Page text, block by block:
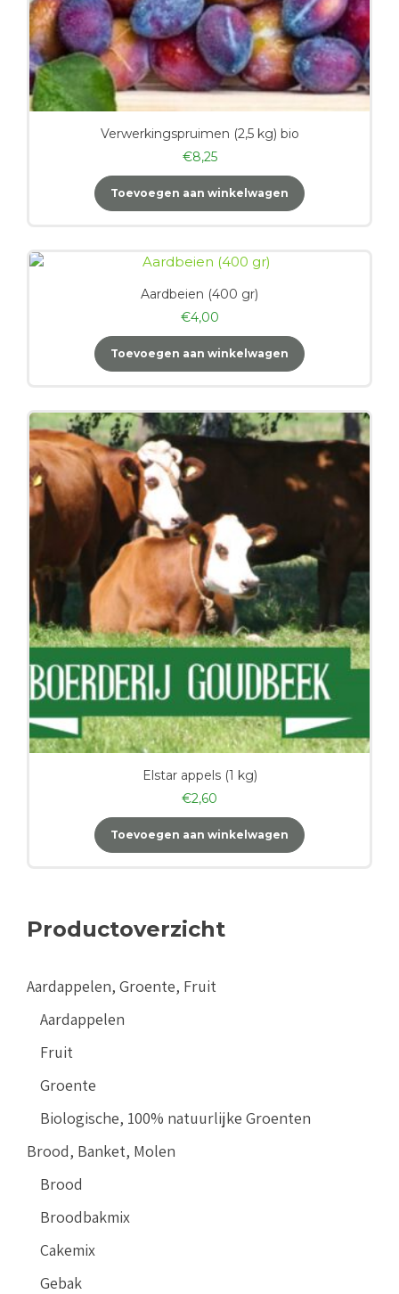
Verwerkingspruimen (2,5 kg) bio
€8,25
Toevoegen aan winkelwagen
Aardbeien (400 gr)
€4,00
Toevoegen aan winkelwagen
Elstar appels (1 kg)
€2,60
Toevoegen aan winkelwagen
Productoverzicht
Aardappelen, Groente, Fruit
Aardappelen
Fruit
Groente
Biologische, 100% natuurlijke Groenten
Brood, Banket, Molen
Brood
Broodbakmix
Cakemix
Gebak